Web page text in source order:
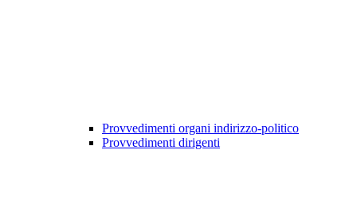
Provvedimenti organi indirizzo-politico
Provvedimenti dirigenti